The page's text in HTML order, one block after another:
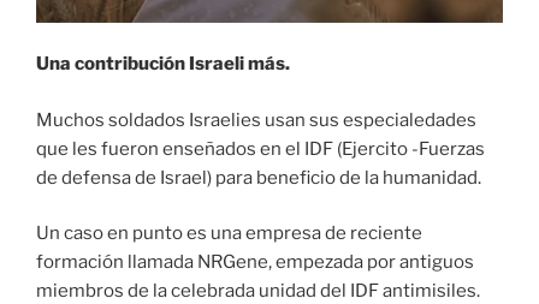
Una contribución Israeli más.
Muchos soldados Israelies usan sus especialedades
que les fueron enseñados en el IDF (Ejercito -Fuerzas
de defensa de Israel) para beneficio de la humanidad.
Un caso en punto es una empresa de reciente
formación llamada NRGene, empezada por antiguos
miembros de la celebrada unidad del IDF antimisiles.